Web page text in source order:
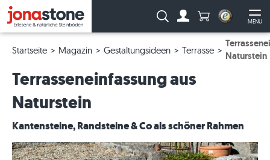
MENU
Suche: Anzahl
Startseite Magazin Gestaltungsideen Terrasse
Naturstein
Terrasseneinfassung aus
Naturstein
Kantensteine, Randsteine & Co als schöner Rahmen